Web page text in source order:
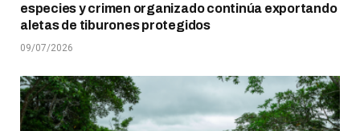
especies y crimen organizado continúa exportando
aletas de tiburones protegidos
09/07/2026